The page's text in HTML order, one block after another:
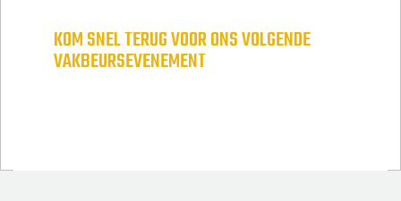
KOM SNEL TERUG VOOR ONS VOLGENDE
VAKBEURSEVENEMENT